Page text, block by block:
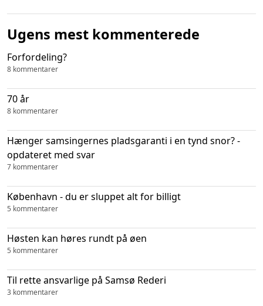
Ugens mest kommenterede
Forfordeling?
8 kommentarer
70 år
8 kommentarer
Hænger samsingernes pladsgaranti i en tynd snor? -
opdateret med svar
7 kommentarer
København - du er sluppet alt for billigt
5 kommentarer
Høsten kan høres rundt på øen
5 kommentarer
Til rette ansvarlige på Samsø Rederi
3 kommentarer